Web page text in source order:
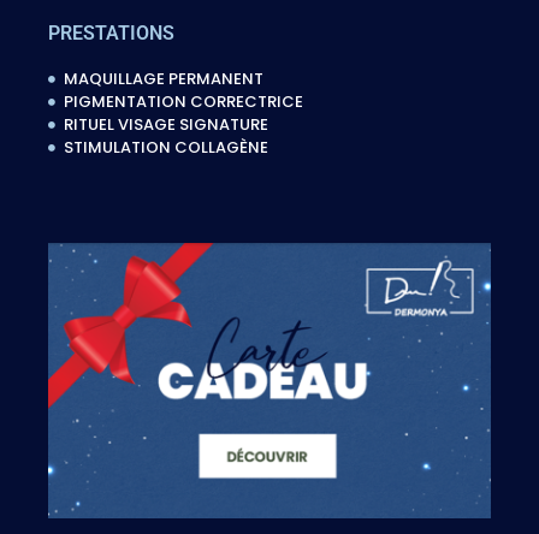
PRESTATIONS
MAQUILLAGE PERMANENT
PIGMENTATION CORRECTRICE
RITUEL VISAGE SIGNATURE
STIMULATION COLLAGÈNE